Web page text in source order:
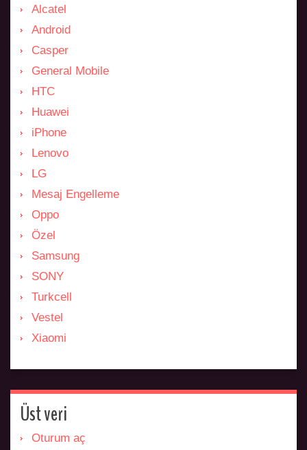
Alcatel
Android
Casper
General Mobile
HTC
Huawei
iPhone
Lenovo
LG
Mesaj Engelleme
Oppo
Özel
Samsung
SONY
Turkcell
Vestel
Xiaomi
Üst veri
Oturum aç